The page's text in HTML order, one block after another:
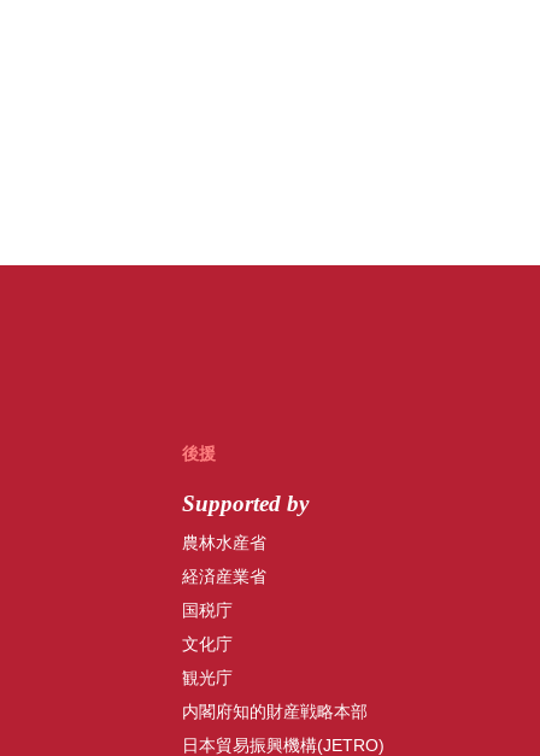
後援
Supported by
農林水産省
経済産業省
国税庁
文化庁
観光庁
内閣府知的財産戦略本部
日本貿易振興機構(JETRO)